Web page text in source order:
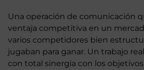
Una operación de comunicación
ventaja competitiva en un
varios competidores bien
jugaban para ganar. Un trabajo
con total sinergia con los